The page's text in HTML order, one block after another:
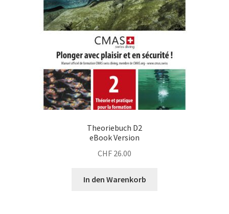
Theoriebuch D2
eBook Version
CHF 26.00
In den Warenkorb